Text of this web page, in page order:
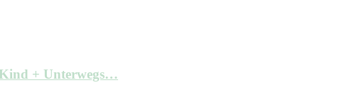
+ Unterwegs…